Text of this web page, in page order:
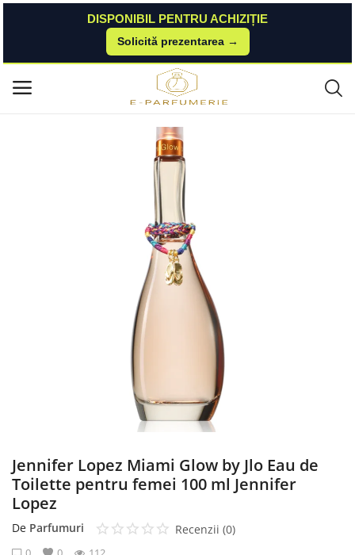
DISPONIBIL PENTRU ACHIZIȚIE
Solicită prezentarea →
Meniu principal
Parfumuri Pentru Femei
Jennifer Lopez Miami Glow by Jlo Eau de Toilette pentru femei 100 ml Jen
Jennifer Lopez Miami Glow by Jlo Eau de
Toilette pentru femei 100 ml Jennifer
Lopez
De Parfumuri Recenzii (0)